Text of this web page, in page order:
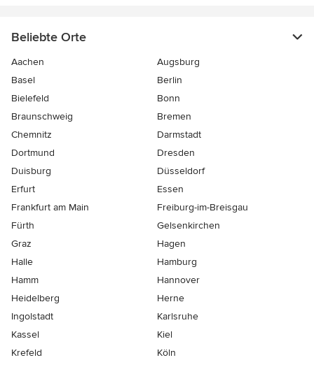
Beliebte Orte
Aachen
Augsburg
Basel
Berlin
Bielefeld
Bonn
Braunschweig
Bremen
Chemnitz
Darmstadt
Dortmund
Dresden
Duisburg
Düsseldorf
Erfurt
Essen
Frankfurt am Main
Freiburg-im-Breisgau
Fürth
Gelsenkirchen
Graz
Hagen
Halle
Hamburg
Hamm
Hannover
Heidelberg
Herne
Ingolstadt
Karlsruhe
Kassel
Kiel
Krefeld
Köln